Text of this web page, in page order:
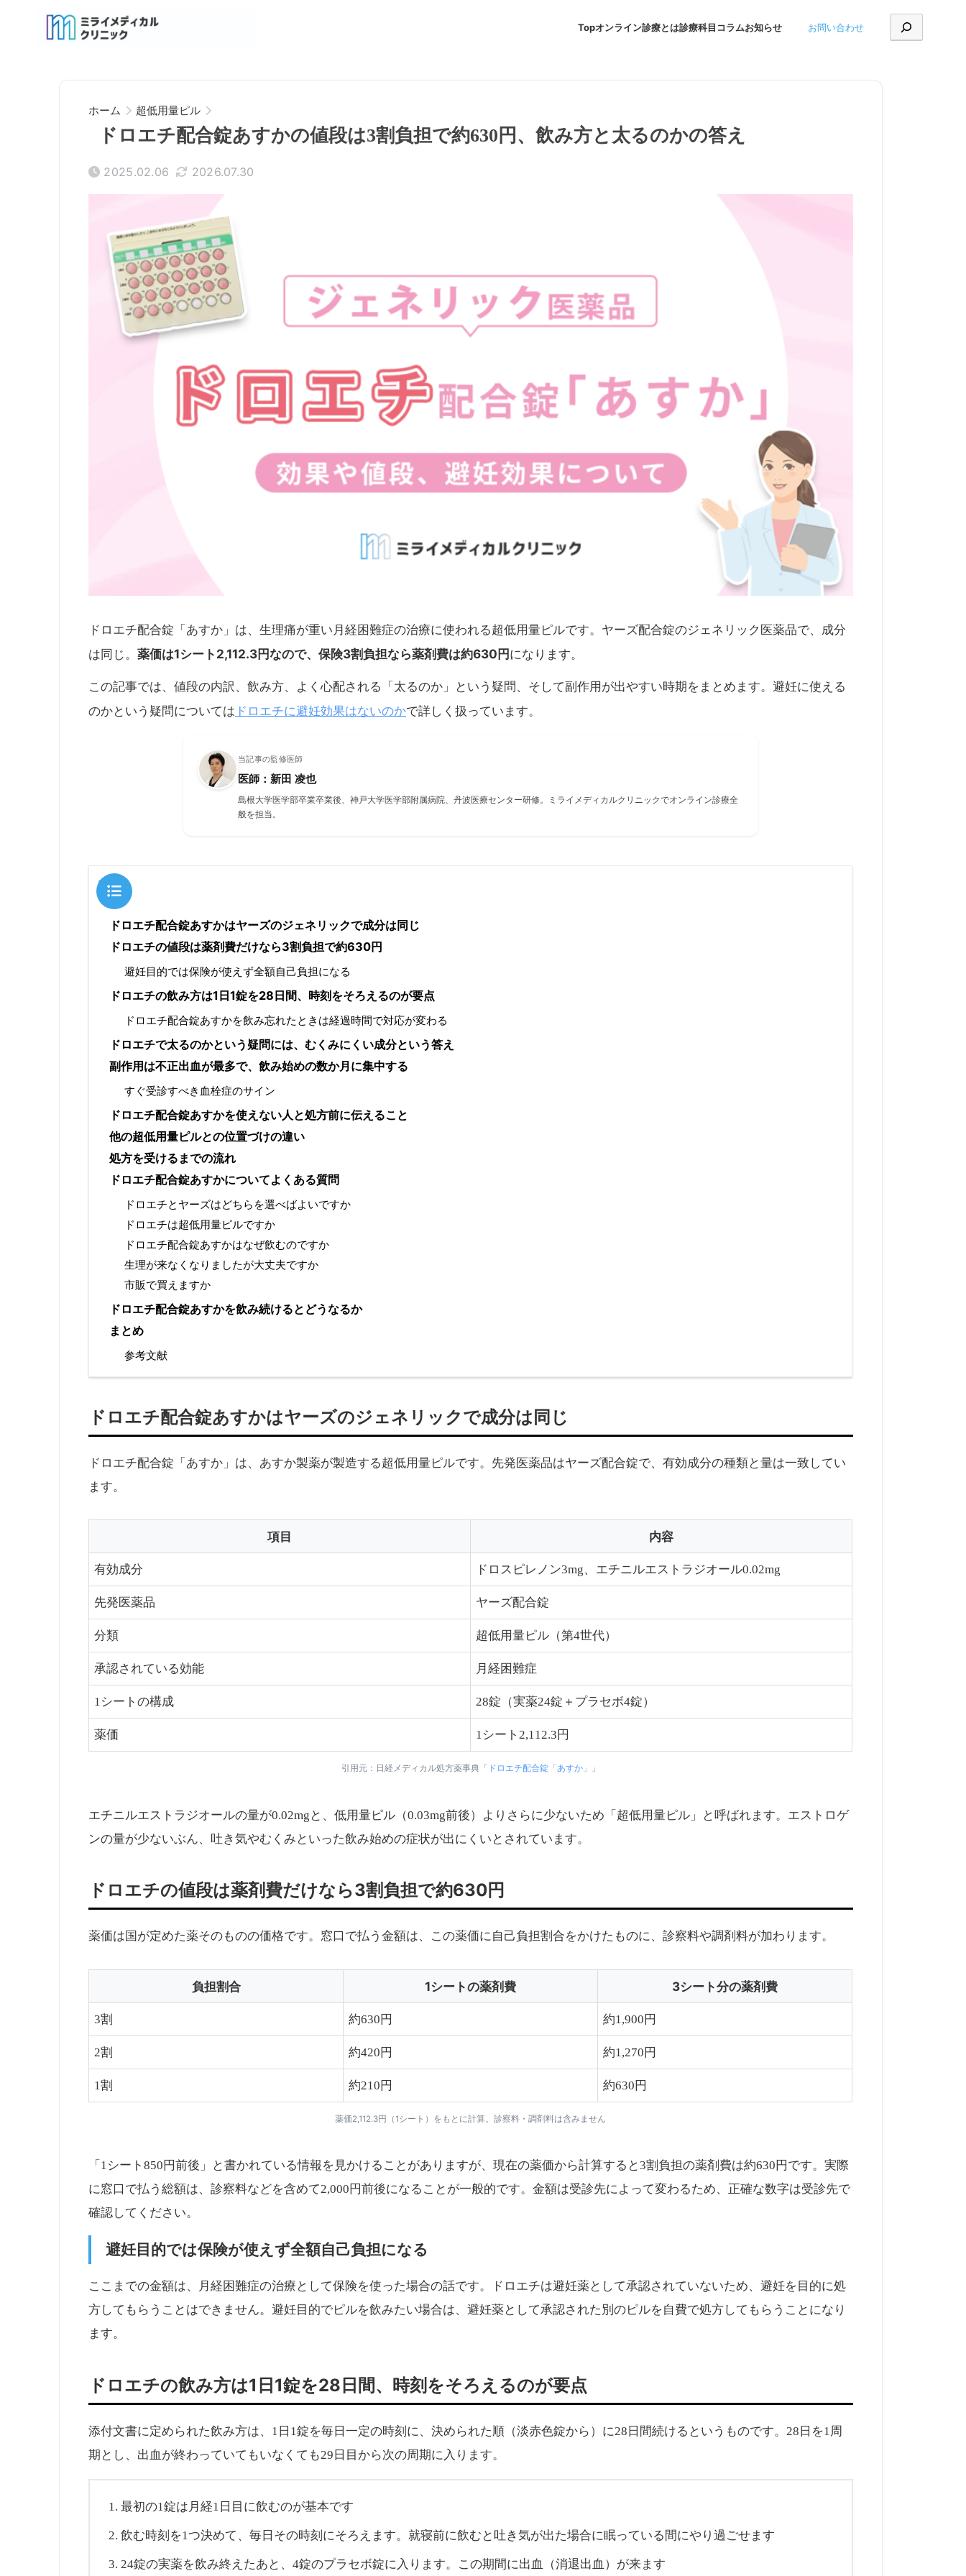
Topオンライン診療とは診療科目 コラムお知らせ お問い合わせ
ホーム 超低用量ピル
ドロエチ配合錠あすかの値段は3割負担で約630円、飲み方と太るのかの答え
2025.02.06 2026.07.30
ドロエチ配合錠「あすか」は、生理痛が重い月経困難症の治療に使われる超低用量ピルです。ヤーズ配合錠のジェネリック医薬品で、成分
は同じ。 薬価は1シート2,112.3円なので、保険3割負担なら薬剤費は約630円になります。
この記事では、値段の内訳、飲み方、よく心配される「太るのか」という疑問、そして副作用が出やすい時期をまとめます。避妊に使える
のかという疑問については ドロエチに避妊効果はないのかで詳しく扱っています。
当記事の監修医師
医師：新田 凌也
島根大学医学部卒業卒業後、神戸大学医学部附属病院、丹波医療センター研修。ミライメディカルクリニックでオンライン診療全
般を担当。
目次
ドロエチ配合錠あすかはヤーズのジェネリックで成分は同じ
ドロエチの値段は薬剤費だけなら3割負担で約630円
避妊目的では保険が使えず全額自己負担になる
ドロエチの飲み方は1日1錠を28日間、時刻をそろえるのが要点
ドロエチ配合錠あすかを飲み忘れたときは経過時間で対応が変わる
ドロエチで太るのかという疑問には、むくみにくい成分という答え
副作用は不正出血が最多で、飲み始めの数か月に集中する
すぐ受診すべき血栓症のサイン
ドロエチ配合錠あすかを使えない人と処方前に伝えること
他の超低用量ピルとの位置づけの違い
処方を受けるまでの流れ
ドロエチ配合錠あすかについてよくある質問
ドロエチとヤーズはどちらを選べばよいですか
ドロエチは超低用量ピルですか
ドロエチ配合錠あすかはなぜ飲むのですか
生理が来なくなりましたが大丈夫ですか
市販で買えますか
ドロエチ配合錠あすかを飲み続けるとどうなるか
まとめ
参考文献
ドロエチ配合錠あすかはヤーズのジェネリックで成分は同じ
ドロエチ配合錠「あすか」は、あすか製薬が製造する超低用量ピルです。先発医薬品はヤーズ配合錠で、有効成分の種類と量は一致してい
ます。
項目 内容
有効成分 ドロスピレノン3mg、エチニルエストラジオール0.02mg
先発医薬品 ヤーズ配合錠
分類 超低用量ピル（第4世代）
承認されている効能 月経困難症
1シートの構成 28錠（実薬24錠＋プラセボ4錠）
薬価 1シート2,112.3円
引用元：日経メディカル処方薬事典「 ドロエチ配合錠「あすか」 」
エチニルエストラジオールの量が0.02mgと、低用量ピル（0.03mg前後）よりさらに少ないため「超低用量ピル」と呼ばれます。エストロゲ
ンの量が少ないぶん、吐き気やむくみといった飲み始めの症状が出にくいとされています。
ドロエチの値段は薬剤費だけなら3割負担で約630円
薬価は国が定めた薬そのものの価格です。窓口で払う金額は、この薬価に自己負担割合をかけたものに、診察料や調剤料が加わります。
負担割合 1シートの薬剤費 3シート分の薬剤費
3割 約630円 約1,900円
2割 約420円 約1,270円
1割 約210円 約630円
薬価2,112.3円（1シート）をもとに計算。診察料・調剤料は含みません
「1シート850円前後」と書かれている情報を見かけることがありますが、現在の薬価から計算すると3割負担の薬剤費は約630円です。実際
に窓口で払う総額は、診察料などを含めて2,000円前後になることが一般的です。金額は受診先によって変わるため、正確な数字は受診先で
確認してください。
避妊目的では保険が使えず全額自己負担になる
ここまでの金額は、月経困難症の治療として保険を使った場合の話です。ドロエチは避妊薬として承認されていないため、避妊を目的に処
方してもらうことはできません。避妊目的でピルを飲みたい場合は、避妊薬として承認された別のピルを自費で処方してもらうことになり
ます。
ドロエチの飲み方は1日1錠を28日間、時刻をそろえるのが要点
添付文書に定められた飲み方は、1日1錠を毎日一定の時刻に、決められた順（淡赤色錠から）に28日間続けるというものです。28日を1周
期とし、出血が終わっていてもいなくても29日目から次の周期に入ります。
最初の1錠は月経1日目に飲むのが基本です
飲む時刻を1つ決めて、毎日その時刻にそろえます。就寝前に飲むと吐き気が出た場合に眠っている間にやり過ごせます
24錠の実薬を飲み終えたあと、4錠のプラセボ錠に入ります。この期間に出血（消退出血）が来ます